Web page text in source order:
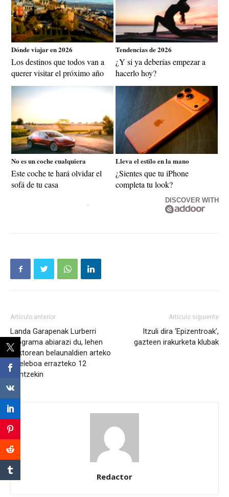
Dónde viajar en 2026
Los destinos que todos van a
querer visitar el próximo año
Tendencias de 2026
¿Y si ya deberías empezar a
hacerlo hoy?
No es un coche cualquiera
Este coche te hará olvidar el
sofá de tu casa
Lleva el estilo en la mano
¿Sientes que tu iPhone
completa tu look?
DISCOVER WITH
Artículo anterior
Landa Garapenak Lurberri
programa abiarazi du, lehen
sektorean belaunaldien arteko
erreleboa errazteko 12
ekintzekin
Artículo siguiente
Itzuli dira ‘Epizentroak’,
gazteen irakurketa klubak
Redactor